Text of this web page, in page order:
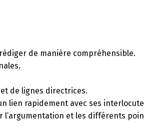
de manière compréhensible.
de lignes directrices.
lien rapidement avec ses
et les différents